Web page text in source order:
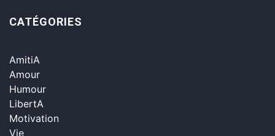
CATÉGORIES
AmitiA
Amour
Humour
LibertA
Motivation
Vie